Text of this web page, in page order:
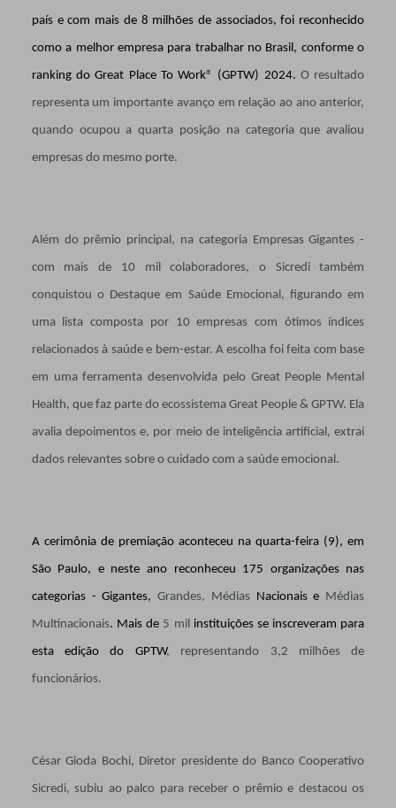
país e com mais de 8 milhões de associados, foi reconhecido
como a melhor empresa para trabalhar no Brasil, conforme o
ranking do Great Place To Work® (GPTW) 2024. O resultado
representa um importante avanço em relação ao ano anterior,
quando ocupou a quarta posição na categoria que avaliou
empresas do mesmo porte.
Além do prêmio principal, na categoria Empresas Gigantes -
com mais de 10 mil colaboradores, o Sicredi também
conquistou o Destaque em Saúde Emocional, figurando em
uma lista composta por 10 empresas com ótimos índices
relacionados à saúde e bem-estar. A escolha foi feita com base
em uma ferramenta desenvolvida pelo Great People Mental
Health, que faz parte do ecossistema Great People & GPTW. Ela
avalia depoimentos e, por meio de inteligência artificial, extrai
dados relevantes sobre o cuidado com a saúde emocional.
A cerimônia de premiação aconteceu na quarta-feira (9), em
São Paulo, e neste ano reconheceu 175 organizações nas
categorias - Gigantes, Grandes, MédiasNacionais e Médias
Multinacionais. Mais de 5 mil instituições se inscreveram para
esta edição do GPTW, representando 3,2 milhões de
funcionários.
César Gioda Bochi, Diretor presidente do Banco Cooperativo
Sicredi, subiu ao palco para receber o prêmio e destacou os